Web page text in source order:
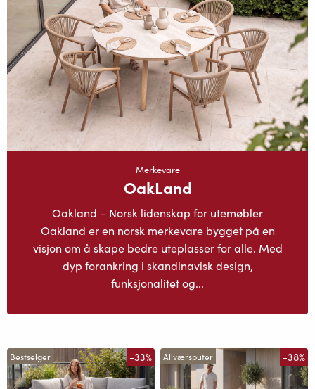
Merkevare
OakLand
Oakland – Norsk lidenskap for utemøbler
Oakland er en norsk merkevare bygget på en
visjon om å skape bedre uteplasser for alle. Med
dyp forankring i skandinavisk design,
funksjonalitet og...
Bestselger -33% Allværsputer -38%